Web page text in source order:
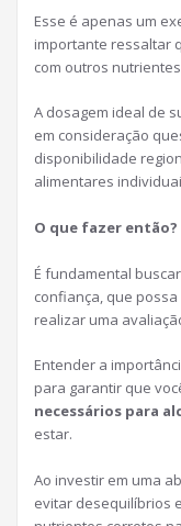
Esse é apenas um
importante ressaltar
com outros
A dosagem ideal de
em consideração
disponibilidade
alimentares
O que fazer então?
É fundamental
confiança, que
realizar uma
Entender a
para garantir que
necessários para
estar.
Ao investir em uma
evitar desequilíbrios